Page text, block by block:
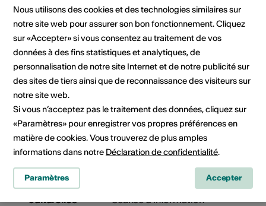
participants.
Tarifs
La participation est gratuite.
Organisateur
Culture Valais
Rue de Lausanne 45
Téléphone +41 27 606 45 69
E-Mail
Site Internet
Rubriques
culturelles
Séance d'information
Nous utilisons des cookies et des technologies similaires sur
notre site web pour assurer son bon fonctionnement. Cliquez
sur «Accepter» si vous consentez au traitement de vos
données à des fins statistiques et analytiques, de
personnalisation de notre site Internet et de notre publicité sur
des sites de tiers ainsi que de reconnaissance des visiteurs sur
notre site web.
Si vous n’acceptez pas le traitement des données, cliquez sur
«Paramètres» pour enregistrer vos propres préférences en
matière de cookies. Vous trouverez de plus amples
informations dans notre Déclaration de confidentialité.
Paramètres Accepter